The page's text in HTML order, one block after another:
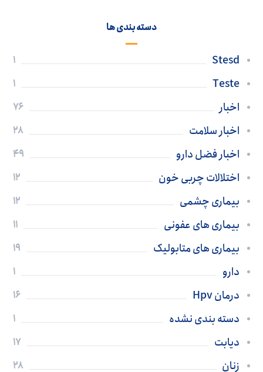
دسته بندی ها
Stesd
1
Teste
1
اخبار 76
اخبار سلامت 28
اخبار فضل دارو 49
اختلالات چربی خون 12
بیماری چشمی 12
بیماری های عفونی 11
بیماری های متابولیک 19
دارو 1
درمان Hpv 16
دسته بندی نشده 1
دیابت 17
زنان 28